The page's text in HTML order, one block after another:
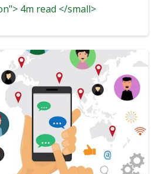
4m read </small>